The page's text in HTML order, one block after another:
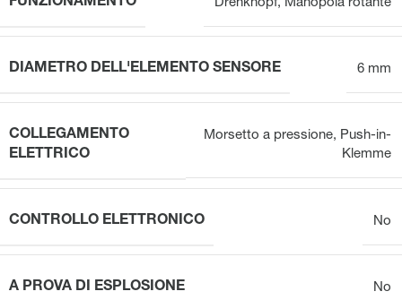
Drehknopf, Manopola rotante
DIAMETRO DELL'ELEMENTO SENSORE 6 mm
COLLEGAMENTO
ELETTRICO
Morsetto a pressione, Push-in-
Klemme
CONTROLLO ELETTRONICO No
A PROVA DI ESPLOSIONE No